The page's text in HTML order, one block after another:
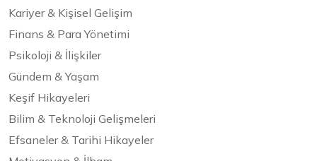
Kariyer & Kişisel Gelişim
Finans & Para Yönetimi
Psikoloji & İlişkiler
Gündem & Yaşam
Keşif Hikayeleri
Bilim & Teknoloji Gelişmeleri
Efsaneler & Tarihi Hikayeler